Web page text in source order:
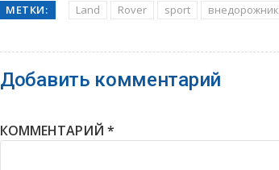
МЕТКИ:
Land Rover sport внедорожник
Добавить комментарий
КОММЕНТАРИЙ *